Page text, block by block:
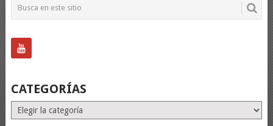
CATEGORÍAS
Categorías